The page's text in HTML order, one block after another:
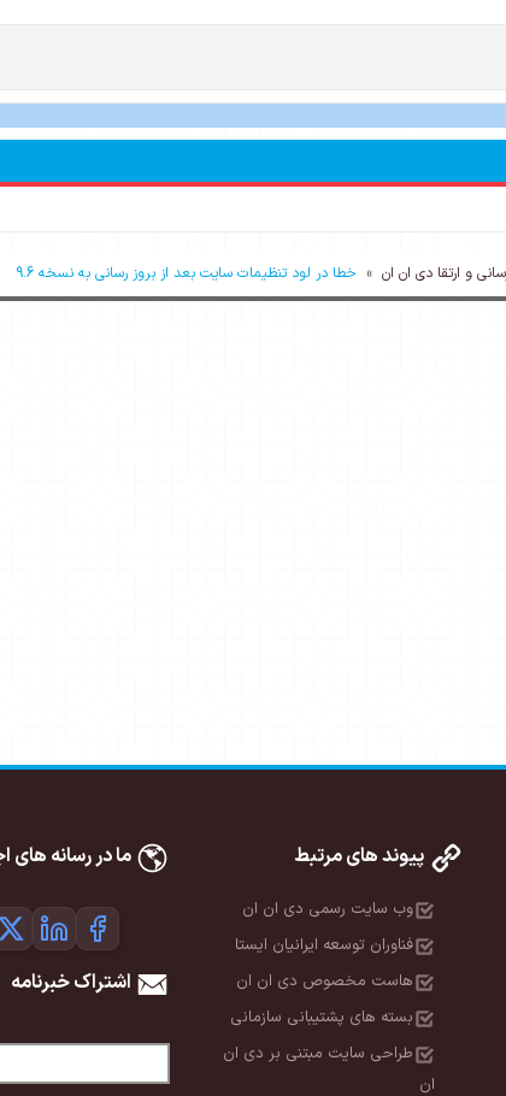
و ارتقا دی ان ان » خطا در لود تنظیمات سایت بعد از بروز رسانی به نسخه 9.6
پیوند های مرتبط
وب سایت رسمی دی ان ان
فناوران توسعه ایرانیان ایستا
هاست مخصوص دی ان ان
بسته های پشتیبانی سازمانی
طراحی سایت مبتنی بر دی ان
ان
ما در رسانه های
اشتراک خبرنامه